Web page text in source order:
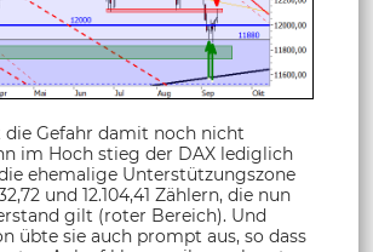
Gefahr damit noch nicht
im Hoch stieg der DAX lediglich
ehemalige Unterstützungszone
und 12.104,41 Zählern, die nun
gilt (roter Bereich). Und
übte sie auch prompt aus, so dass